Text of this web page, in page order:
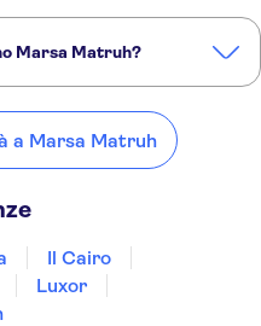
Marsa Matruh?
Hurghada Sharm el-Sheikh
a Marsa Matruh
Il Cairo
Luxor